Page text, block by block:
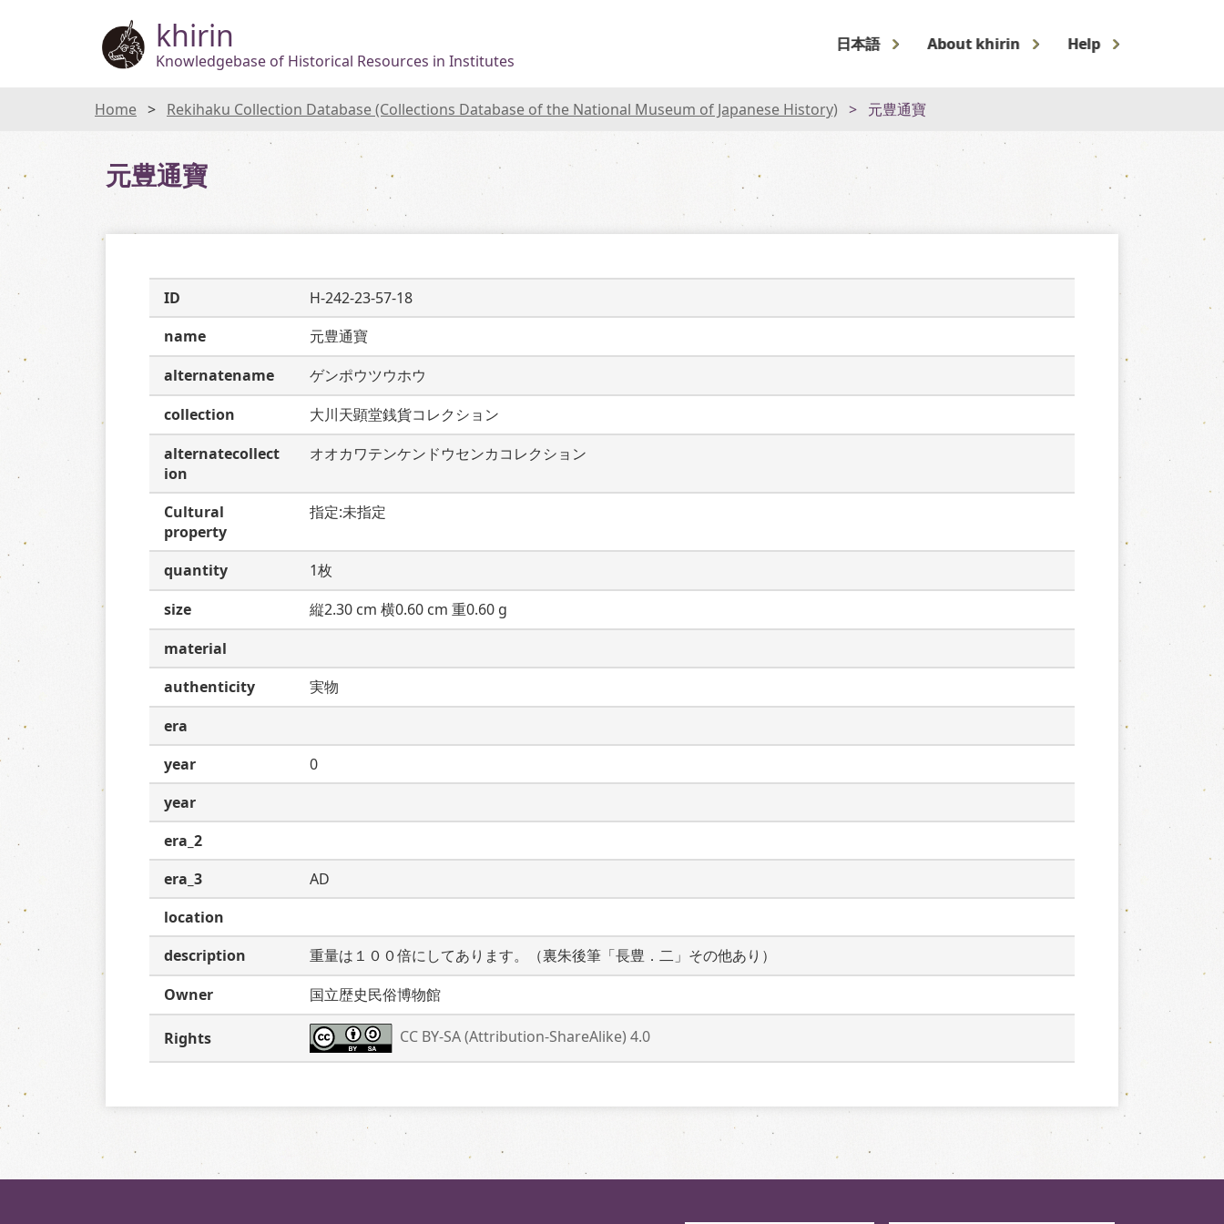
khirin
Knowledgebase of Historical Resources in Institutes
日本語 About khirin Help
Home Rekihaku Collection Database (Collections Database of the National Museum of Japanese History) 元豊通寶
元豊通寶
ID
H-242-23-57-18
name
元豊通寶
alternatename
ゲンポウツウホウ
collection
大川天顕堂銭貨コレクション
alternatecollect
ion
オオカワテンケンドウセンカコレクション
Cultural
property
指定:未指定
quantity
1枚
size
縦2.30 cm 横0.60 cm 重0.60 g
material
authenticity
実物
era
year
0
year
era_2
era_3
AD
location
description
重量は１００倍にしてあります。（裏朱後筆「長豊．二」その他あり）
Owner
国立歴史民俗博物館
Rights CC BY-SA (Attribution-ShareAlike) 4.0